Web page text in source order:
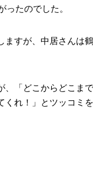
ったのでした。
すが、中居さんは
「どこからどこま
れ！」とツッコミ